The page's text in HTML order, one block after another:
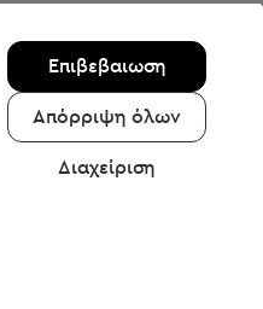
Επιβεβαιωση
Απόρριψη όλων
Διαχείριση